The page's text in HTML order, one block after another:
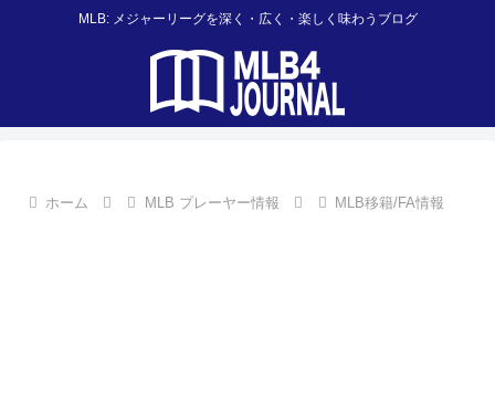
MLB: メジャーリーグを深く・広く・楽しく味わうブログ
ホーム MLB プレーヤー情報 MLB移籍/FA情報